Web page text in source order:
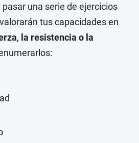
una serie de ejercicios
tus capacidades en
, la resistencia o la